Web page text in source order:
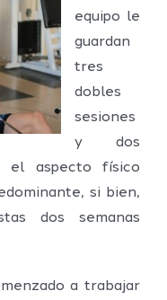
equipo le
guardan
tres
dobles
sesiones
y dos
el aspecto físico
si bien,
dos semanas
a trabajar